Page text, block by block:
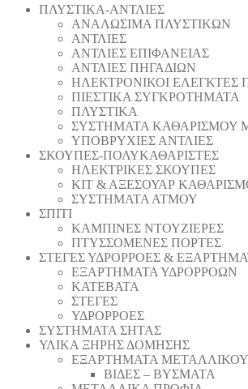
ΠΛΥΣΤΙΚΑ-ΑΝΤΛΙΕΣ
ΑΝΑΛΩΣΙΜΑ ΠΛΥΣΤΙΚΩΝ
ΑΝΤΛΙΕΣ
ΑΝΤΛΙΕΣ ΕΠΙΦΑΝΕΙΑΣ
ΑΝΤΛΙΕΣ ΠΗΓΑΔΙΩΝ
ΗΛΕΚΤΡΟΝΙΚΟΙ ΕΛΕΓΚΤΕΣ
ΠΙΕΣΤΙΚΑ ΣΥΓΚΡΟΤΗΜΑΤΑ
ΠΛΥΣΤΙΚΑ
ΣΥΣΤΗΜΑΤΑ ΚΑΘΑΡΙΣΜΟΥ
ΥΠΟΒΡΥΧΙΕΣ ΑΝΤΛΙΕΣ
ΣΚΟΥΠΕΣ-ΠΟΛΥΚΑΘΑΡΙΣΤΕΣ
ΗΛΕΚΤΡΙΚΕΣ ΣΚΟΥΠΕΣ
ΚΙΤ & ΑΞΕΣΟΥΑΡ
ΣΥΣΤΗΜΑΤΑ ΑΤΜΟΥ
ΣΠΙΤΙ
ΚΑΜΠΙΝΕΣ ΝΤΟΥΖΙΕΡΕΣ
ΠΤΥΣΣΟΜΕΝΕΣ ΠΟΡΤΕΣ
ΣΤΕΓΕΣ ΥΔΡΟΡΡΟΕΣ &
ΕΞΑΡΤΗΜΑΤΑ ΥΔΡΟΡΡΟΩΝ
ΚΑΤΕΒΑΤΑ
ΣΤΕΓΕΣ
ΥΔΡΟΡΡΟΕΣ
ΣΥΣΤΗΜΑΤΑ ΣΗΤΑΣ
ΥΛΙΚΑ ΞΗΡΗΣ ΔΟΜΗΣΗΣ
ΕΞΑΡΤΗΜΑΤΑ
ΒΙΔΕΣ – ΒΥΣΜΑΤΑ